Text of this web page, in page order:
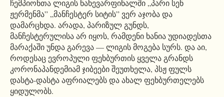
ჩემპიონთა ლიგის ნახევარფინალში „პარი სენ
ჟერმენმა” „მანჩესტერ სიტის” ვერ აჯობა და
დამარცხდა. არადა, პარიზულ გუნდს,
მანჩესტერულისა არ იყოს, რამდენი ხანია უდიადესთა
მარაქაში უნდა გარევა — ლიგის მოგება სურს. და აი,
როდესაც ევროპული ფეხბურთის ყველა გრანდს
კორონაპანდემიამ ჯიბეები შეუთხელა, პსჟ ფულს
დასტა-დასტა აფრიალებს და ახალ ფეხბურთელებს
ყიდულობს.